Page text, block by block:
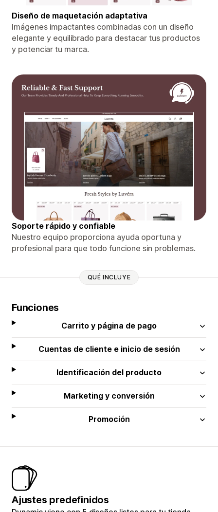
Diseño de maquetación adaptativa
Imágenes impactantes combinadas con un diseño
elegante y equilibrado para destacar tus productos
y potenciar tu marca.
Soporte rápido y confiable
Nuestro equipo proporciona ayuda oportuna y
profesional para que todo funcione sin problemas.
QUÉ INCLUYE
Funciones
Carrito y página de pago
Cuentas de cliente e inicio de sesión
Identificación del producto
Marketing y conversión
Promoción
Ajustes predefinidos